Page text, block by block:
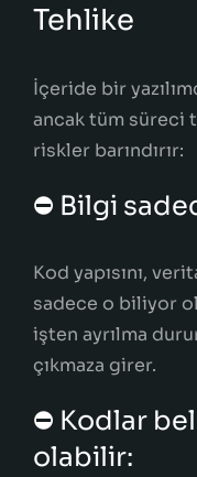
Tehlike
İçeride bir
ancak tüm süreci
riskler barındırır:
⛔ Bilgi
Kod yapısını,
sadece o biliyor
işten ayrılma
çıkmaza girer.
⛔ Kodlar
olabilir: